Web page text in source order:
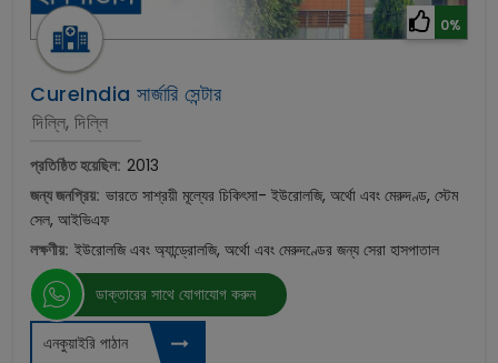
0%
CureIndia সার্জারি সেন্টার
দিল্লি, দিল্লি
প্রতিষ্ঠিত হয়েছিল: 2013
জন্য জনপ্রিয়: ভারতে সাশ্রয়ী মূল্যের চিকিৎসা- ইউরোলজি, অর্থো এবং মেরুদণ্ড, স্টেম
সেল, আইভিএফ
লক্ষণীয়: ইউরোলজি এবং অ্যান্ড্রোলজি, অর্থো এবং মেরুদণ্ডের জন্য সেরা হাসপাতাল
ডাক্তারের সাথে যোগাযোগ করুন
এনকুয়াইরি পাঠান